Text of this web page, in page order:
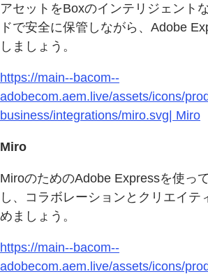
アセットをBoxのインテリジェント
ドで安全に保管しながら、Adobe
しましょう。
https://main--bacom--
adobecom.aem.live/assets/icons/
business/integrations/miro.svg| Miro
Miro
MiroのためのAdobe Expressを使っ
し、コラボレーションとクリエイテ
めましょう。
https://main--bacom--
adobecom.aem.live/assets/icons/